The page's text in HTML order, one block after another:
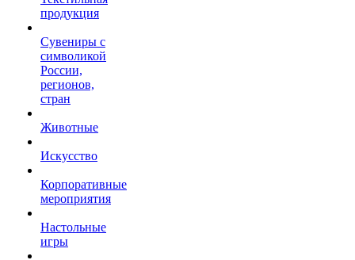
продукция
Сувениры с
символикой
России,
регионов,
стран
Животные
Искусство
Корпоративные
мероприятия
Настольные
игры